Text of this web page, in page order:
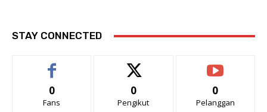
STAY CONNECTED
0
Fans
0
Pengikut
0
Pelanggan